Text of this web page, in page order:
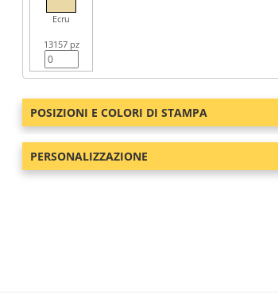
Ecru
13157 pz
POSIZIONI E COLORI DI STAMPA
PERSONALIZZAZIONE